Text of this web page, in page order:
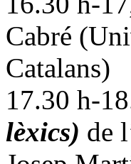
Cabré
Catalans)
17.30 h-
lèxics) de